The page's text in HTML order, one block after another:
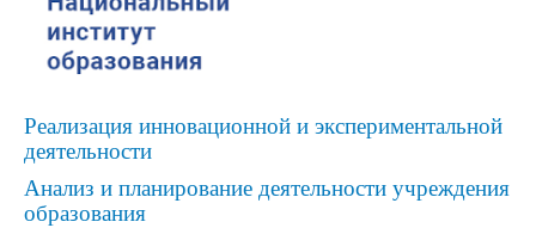
Реализация инновационной и экспериментальной
деятельности
Анализ и планирование деятельности учреждения
образования